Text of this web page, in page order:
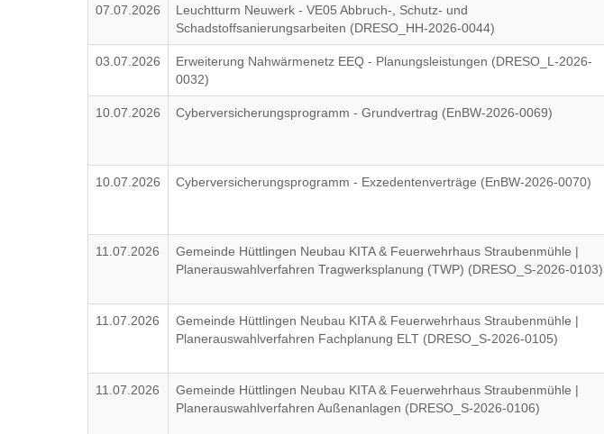
07.07.2026
Leuchtturm Neuwerk - VE05 Abbruch-, Schutz- und
Schadstoffsanierungsarbeiten (DRESO_HH-2026-0044)
03.07.2026
Erweiterung Nahwärmenetz EEQ - Planungsleistungen (DRESO_L-2026-
0032)
10.07.2026 Cyberversicherungsprogramm - Grundvertrag (EnBW-2026-0069)
10.07.2026 Cyberversicherungsprogramm - Exzedentenverträge (EnBW-2026-0070)
11.07.2026
Gemeinde Hüttlingen Neubau KITA & Feuerwehrhaus Straubenmühle |
Planerauswahlverfahren Tragwerksplanung (TWP) (DRESO_S-2026-0103)
11.07.2026
Gemeinde Hüttlingen Neubau KITA & Feuerwehrhaus Straubenmühle |
Planerauswahlverfahren Fachplanung ELT (DRESO_S-2026-0105)
11.07.2026
Gemeinde Hüttlingen Neubau KITA & Feuerwehrhaus Straubenmühle |
Planerauswahlverfahren Außenanlagen (DRESO_S-2026-0106)